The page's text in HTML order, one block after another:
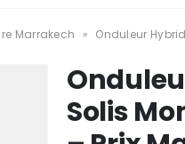
Marrakech » Onduleur
Solis